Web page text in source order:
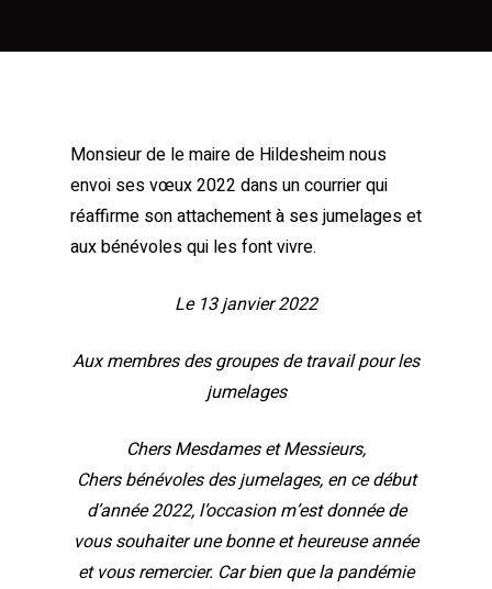
Monsieur de le maire de Hildesheim nous
envoi ses vœux 2022 dans un courrier qui
réaffirme son attachement à ses jumelages et
aux bénévoles qui les font vivre.
Le 13 janvier 2022
Aux membres des groupes de travail pour les
jumelages
Chers Mesdames et Messieurs,
Chers bénévoles des jumelages, en ce début
d’année 2022, l’occasion m’est donnée de
vous souhaiter une bonne et heureuse année
et vous remercier. Car bien que la pandémie